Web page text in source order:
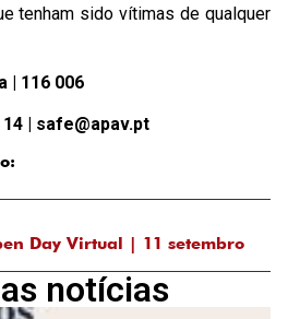
tenham sido vítimas de qualquer
| 116 006
14 | safe@apav.pt
Day Virtual | 11 setembro
notícias